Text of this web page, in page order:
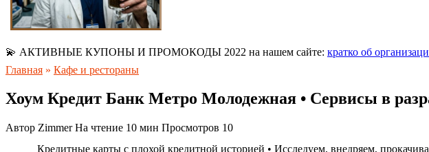
💫 АКТИВНЫЕ КУПОНЫ И ПРОМОКОДЫ 2022 на нашем сайте: кратко об
Главная » Кафе и рестораны
Хоум Кредит Банк Метро Молодежная • Сервисы в
Автор Zimmer На чтение 10 мин Просмотров 10
Кредитные карты с плохой кредитной историей • Исследуем, внедряем,